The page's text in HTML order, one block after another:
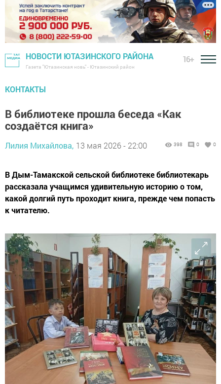
НОВОСТИ ЮТАЗИНСКОГО РАЙОНА
Газета "Ютазинская новь" - Ютазинский район
16+
КОНТАКТЫ
В библиотеке прошла беседа «Как
создаётся книга»
Лилия Михайлова, 13 мая 2026 - 22:00 398 0 0
В Дым-Тамакской сельской библиотеке библиотекарь
рассказала учащимся удивительную историю о том,
какой долгий путь проходит книга, прежде чем попасть
к читателю.